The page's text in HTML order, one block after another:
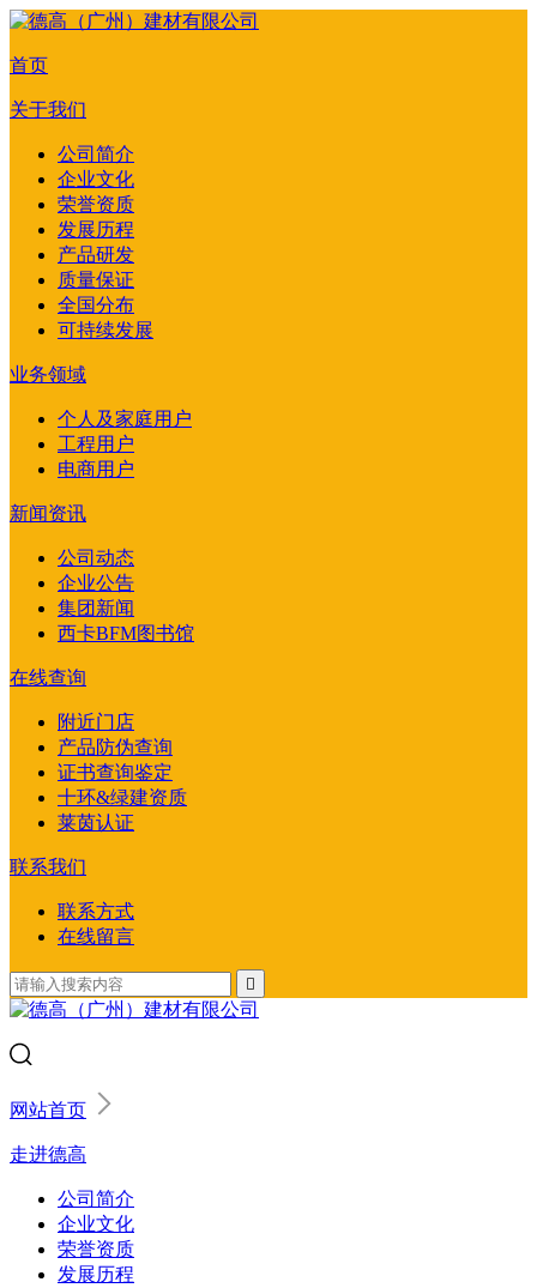
首页
关于我们
公司简介
企业文化
荣誉资质
发展历程
产品研发
质量保证
全国分布
可持续发展
业务领域
个人及家庭用户
工程用户
电商用户
新闻资讯
公司动态
企业公告
集团新闻
西卡BFM图书馆
在线查询
附近门店
产品防伪查询
证书查询鉴定
十环&绿建资质
莱茵认证
联系我们
联系方式
在线留言

网站首页
走进德高
公司简介
企业文化
荣誉资质
发展历程